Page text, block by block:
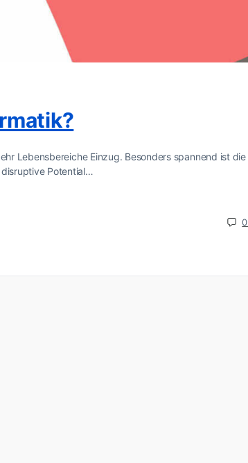
Lebensbereiche Einzug. Besonders spannend ist die
Potential…
0